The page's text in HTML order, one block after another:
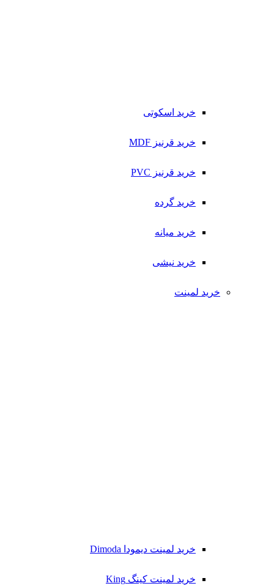
خرید اسکوتی
خرید قرنیز MDF
خرید قرنیز PVC
خرید گرده
خرید میانه
خرید نیشی
خرید لمینت
خرید لمینت دیمودا Dimoda
خرید لمینت کینگ King